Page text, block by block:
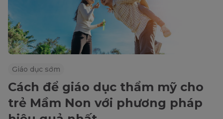
Giáo dục sớm
Cách để giáo dục thẩm mỹ cho
trẻ Mầm Non với phương pháp